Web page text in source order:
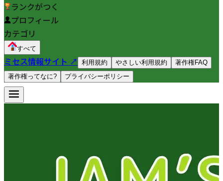
ランクがつく
プロフィール
カテゴリ
すべて
ミセス情報サイト ↗ 利用規約 やさしい利用規約
著作権FAQ
著作権ってなに?
プライバシーポリシー